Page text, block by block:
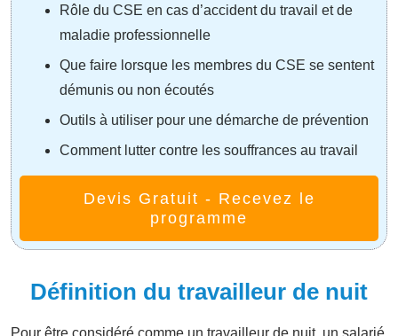
Rôle du CSE en cas d’accident du travail et de
maladie professionnelle
Que faire lorsque les membres du CSE se sentent
démunis ou non écoutés
Outils à utiliser pour une démarche de prévention
Comment lutter contre les souffrances au travail
Devis Gratuit - Recevez le
programme
Définition du travailleur de nuit